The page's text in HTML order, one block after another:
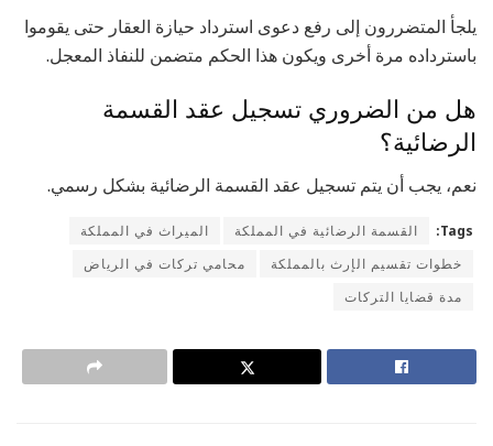
يلجأ المتضررون إلى رفع دعوى استرداد حيازة العقار حتى يقوموا
باسترداده مرة أخرى ويكون هذا الحكم متضمن للنفاذ المعجل.
هل من الضروري تسجيل عقد القسمة
الرضائية؟
نعم، يجب أن يتم تسجيل عقد القسمة الرضائية بشكل رسمي.
Tags: القسمة الرضائية في المملكة
الميراث في المملكة
خطوات تقسيم الإرث بالمملكة
محامي تركات في الرياض
مدة قضايا التركات